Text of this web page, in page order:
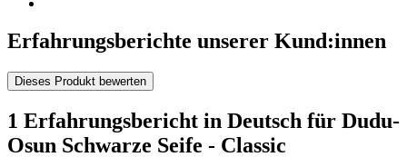
Erfahrungsberichte unserer Kund:innen
Dieses Produkt bewerten
1 Erfahrungsbericht in Deutsch für Dudu-
Osun Schwarze Seife - Classic